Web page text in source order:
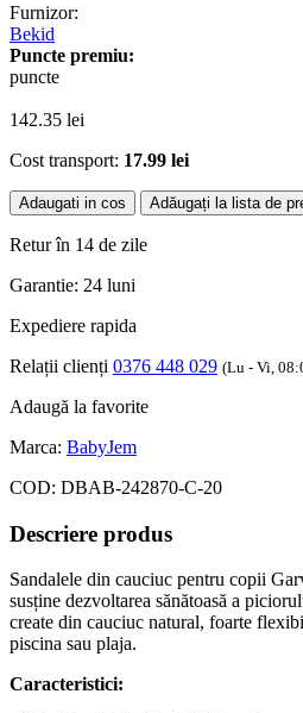
Furnizor:
Bekid
Puncte premiu:
puncte
142.35 lei
Cost transport: 17.99 lei
Adaugati in cos Adăugați la lista de
Retur în 14 de zile
Garantie: 24 luni
Expediere rapida
Relații clienți 0376 448 029 (Lu - Vi,
Adaugă la favorite
Marca: BabyJem
COD: DBAB-242870-C-20
Descriere produs
Sandalele din cauciuc pentru copii
susține dezvoltarea sănătoasă a
create din cauciuc natural, foarte
piscina sau plaja.
Caracteristici: